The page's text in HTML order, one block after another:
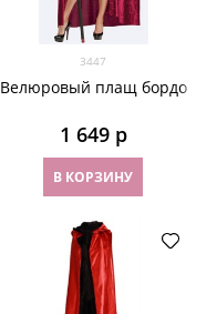
3447
Велюровый плащ бордо
1 649 р
В КОРЗИНУ